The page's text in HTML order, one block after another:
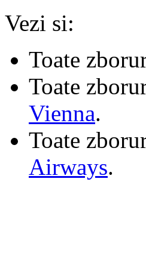
Vezi si:
Toate
Toate
Vienna.
Toate
Airways.